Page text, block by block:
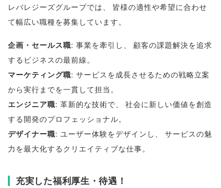
レバレジーズグループでは 皆様の適性や希望に合わせ
て幅広い職種を募集しています。
企画・セールス職: 事業を牽引し
顧客の課題解決を追求
するビジネスの最前線。
マーケティング職: サービスを成長させるための戦略立案
から実行までを一貫して担当 。
エンジニア職: 革新的な技術で
社会に新しい価値を創造
する開発のプロフェッショナル。
デザイナー職: ユーザー体験をデザインし
サービスの魅
力を最大化するクリエイティブな仕事。
充実した福利厚生・待遇！